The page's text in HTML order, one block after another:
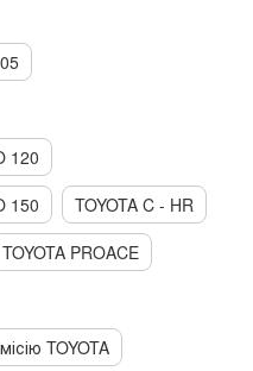
120
150
TOYOTA C - HR
TOYOTA PROACE
TOYOTA